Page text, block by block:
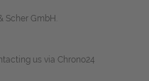
GmbH.
us via Chrono24